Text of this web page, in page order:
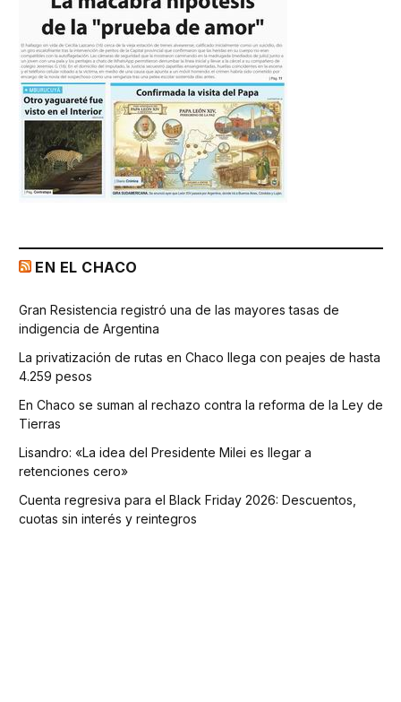
EN EL CHACO
Gran Resistencia registró una de las mayores tasas de
indigencia de Argentina
La privatización de rutas en Chaco llega con peajes de hasta
4.259 pesos
En Chaco se suman al rechazo contra la reforma de la Ley de
Tierras
Lisandro: «La idea del Presidente Milei es llegar a
retenciones cero»
Cuenta regresiva para el Black Friday 2026: Descuentos,
cuotas sin interés y reintegros